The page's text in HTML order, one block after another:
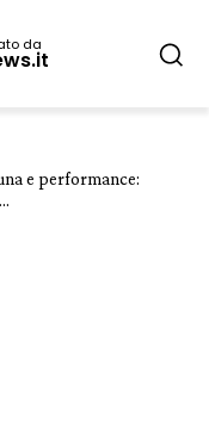
da
e performance: